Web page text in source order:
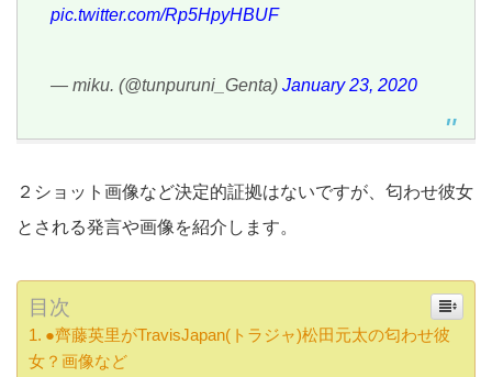
pic.twitter.com/Rp5HpyHBUF
— miku. (@tunpuruni_Genta) January 23, 2020
２ショット画像など決定的証拠はないですが、匂わせ彼女
とされる発言や画像を紹介します。
目次
●齊藤英里がTravisJapan(トラジャ)松田元太の匂わせ彼
女？画像など